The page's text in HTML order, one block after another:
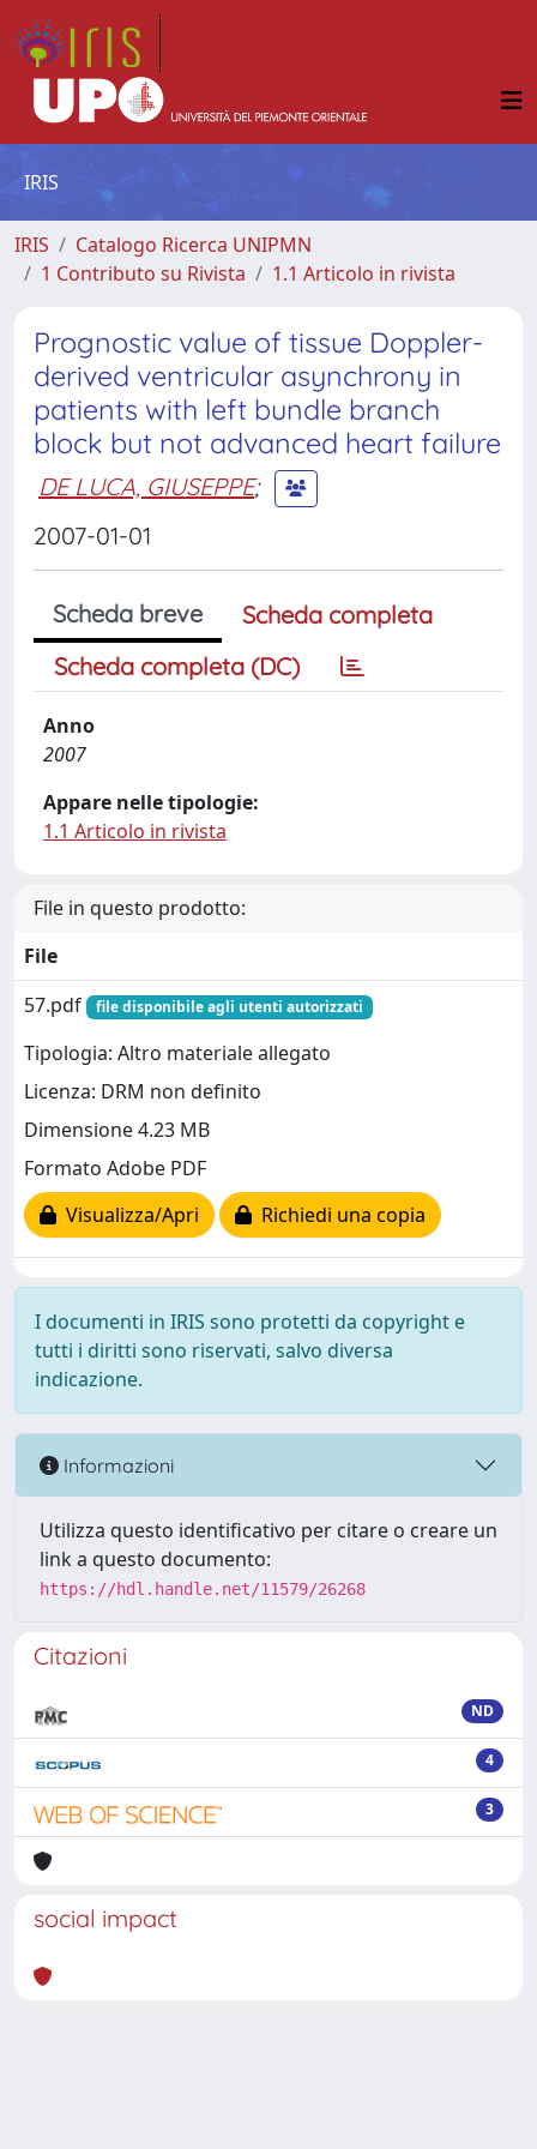
IRIS
IRIS
Catalogo Ricerca UNIPMN
1 Contributo su Rivista
1.1 Articolo in rivista
Prognostic value of tissue Doppler-
derived ventricular asynchrony in
patients with left bundle branch
block but not advanced heart failure
DE LUCA, GIUSEPPE;
2007-01-01
Scheda breve
Scheda completa
Scheda completa (DC)
Anno
2007
Appare nelle tipologie:
1.1 Articolo in rivista
File in questo prodotto:
File
57.pdf
file disponibile agli utenti autorizzati
Tipologia: Altro materiale allegato
Licenza: DRM non definito
Dimensione 4.23 MB
Formato Adobe PDF
Visualizza/Apri
Richiedi una copia
I documenti in IRIS sono protetti da copyright e
tutti i diritti sono riservati, salvo diversa
indicazione.
Informazioni
Utilizza questo identificativo per citare o creare un
link a questo documento:
https://hdl.handle.net/11579/26268
Citazioni
ND
4
3
social impact